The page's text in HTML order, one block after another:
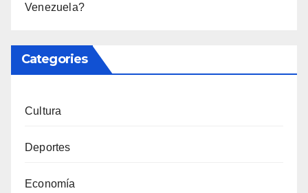
Venezuela?
Categories
Cultura
Deportes
Economía